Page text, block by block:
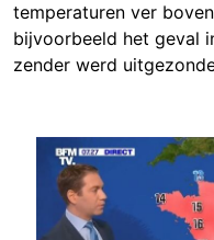
temperaturen ver
bijvoorbeeld het geval
zender werd
Image